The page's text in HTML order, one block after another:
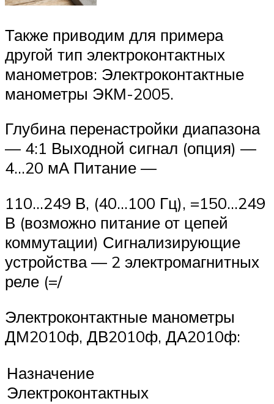
Также приводим для примера
другой тип электроконтактных
манометров: Электроконтактные
манометры ЭКМ-2005.
Глубина перенастройки диапазона
— 4:1 Выходной сигнал (опция) —
4…20 мА Питание —
110…249 В, (40…100 Гц), =150…249
В (возможно питание от цепей
коммутации) Сигнализирующие
устройства — 2 электромагнитных
реле (=/
Электроконтактные манометры
ДМ2010ф, ДВ2010ф, ДА2010ф:
Назначение
Электроконтактных